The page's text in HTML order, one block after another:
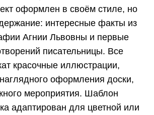
оформлен в своём стиле, но
интересные факты из
Агнии Львовны и первые
писательницы. Все
красочные иллюстрации,
оформления доски,
мероприятия. Шаблон
адаптирован для цветной или